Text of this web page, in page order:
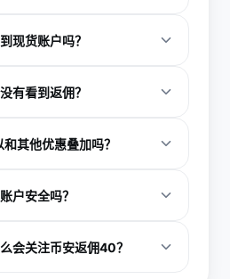
正确，避免错失优惠。
能替代风险控制。新手可以先
能避免误解优惠机制。
现货账户吗？
些则以手续费抵扣、奖励金或
品，避免以为没到账。
有看到返佣？
条件，或者返佣尚未到结算时
平台客服或活动发布方确认。
其他优惠叠加吗？
可与手续费折扣、任务奖励等
频交易者更要注意这一点。
户安全吗？
的是开户链接来源是否可靠，
会关注币安返佣40？